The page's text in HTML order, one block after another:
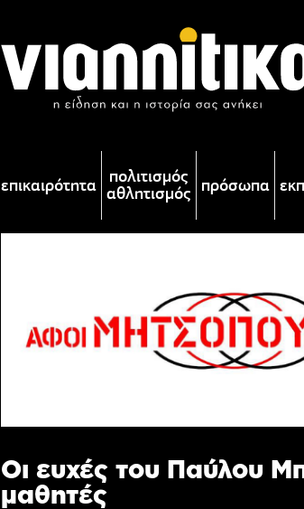
επικαιρότητα πολιτισμός
αθλητισμός πρόσωπα
Οι ευχές του Παύλου
μαθητές